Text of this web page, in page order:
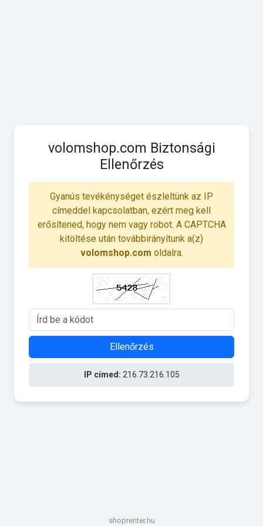
volomshop.com Biztonsági
Ellenőrzés
Gyanús tevékénységet észleltünk az IP
címeddel kapcsolatban, ezért meg kell
erősítened, hogy nem vagy robot. A CAPTCHA
kitöltése után továbbirányítunk a(z)
volomshop.com oldalra.
Ellenőrzés
IP címed: 216.73.216.105
shoprenter.hu